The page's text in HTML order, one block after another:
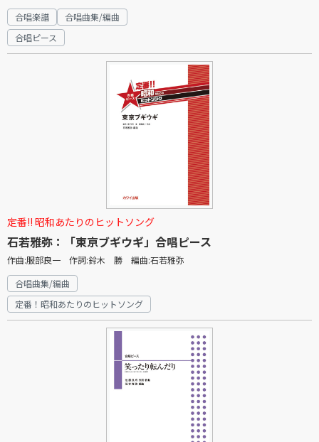
合唱楽譜
合唱曲集/編曲
合唱ピース
定番!! 昭和あたりのヒットソング
石若雅弥：「東京ブギウギ」合唱ピース
作曲:服部良一 作詞:鈴木 勝 編曲:石若雅弥
合唱曲集/編曲
定番！昭和あたりのヒットソング